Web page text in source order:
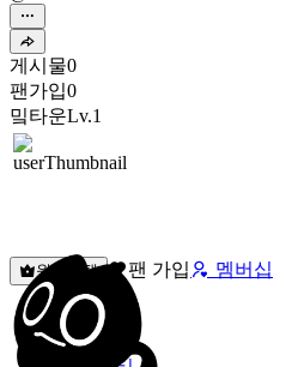
게시물0
팬가입0
밐타운Lv.1
원픽선택 팬 가입 멤버십
밐타운
피드